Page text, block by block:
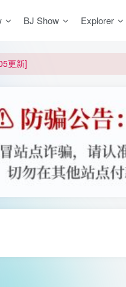
BJ Show Explorer
更新]
門檻
盤均不支援
更新]